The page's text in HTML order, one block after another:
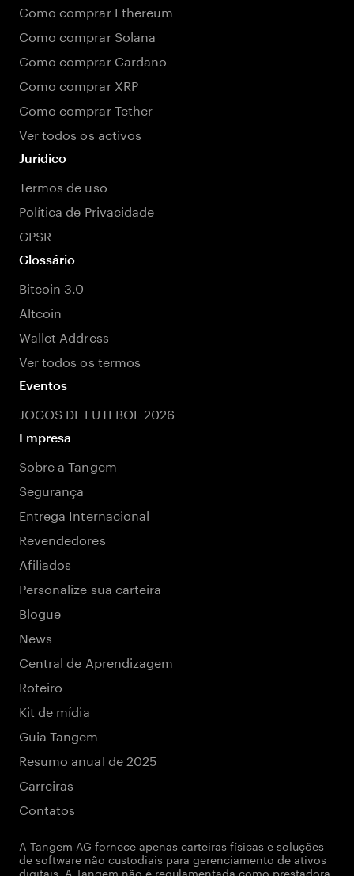
Como comprar Ethereum
Como comprar Solana
Como comprar Cardano
Como comprar XRP
Como comprar Tether
Ver todos os activos
Jurídico
Termos de uso
Política de Privacidade
GPSR
Glossário
Bitcoin 3.0
Altcoin
Wallet Address
Ver todos os termos
Eventos
JOGOS DE FUTEBOL 2026
Empresa
Sobre a Tangem
Segurança
Entrega Internacional
Revendedores
Afiliados
Personalize sua carteira
Blogue
News
Central de Aprendizagem
Roteiro
Kit de mídia
Guia Tangem
Resumo anual de 2025
Carreiras
Contatos
A Tangem AG fornece apenas carteiras físicas e soluções
de software não custodiais para gerenciamento de ativos
digitais. A Tangem não é regulamentada como prestadora